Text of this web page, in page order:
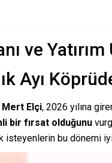
ve
Ayı
Mert Elçi, 2026 yılına
bir fırsat olduğunu
isteyenlerin bu dönemi